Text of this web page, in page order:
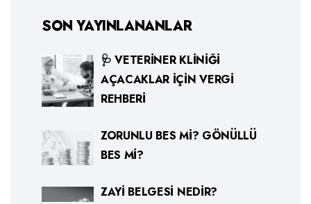
SON YAYINLANANLAR
🩺 VETERINER KLINIĞI
AÇACAKLAR İÇIN VERGI
REHBERI
ZORUNLU BES MI? GÖNÜLLÜ
BES MI?
ZAYI BELGESI NEDIR?